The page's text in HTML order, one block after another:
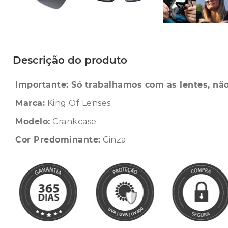
Descrição do produto
Importante: Só trabalhamos com as lentes,
Marca: King Of Lenses
Modelo: Crankcase
Cor Predominante: Cinza